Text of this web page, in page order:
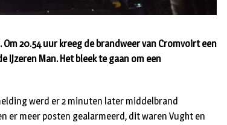
Om 20.54 uur kreeg de brandweer van Cromvoirt een
IJzeren Man. Het bleek te gaan om een
werd er 2 minuten later middelbrand
er meer posten gealarmeerd, dit waren Vught en